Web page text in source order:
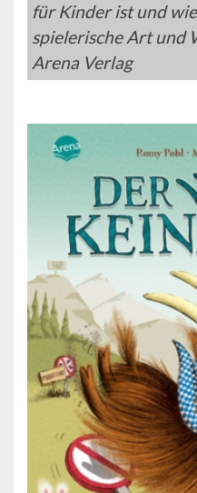
für Kinder ist und
spielerische Art und
Arena Verlag